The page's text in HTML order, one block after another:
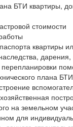
БТИ квартиры,
стоимости
квартиры
перепланировки
плана
на земельном
для